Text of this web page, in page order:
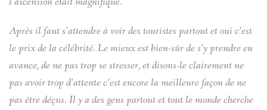
Après il faut s’attendre à voir des touristes partout et oui c’est
le prix de la célébrité. Le mieux est bien-sûr de s’y prendre en
avance, de ne pas trop se stresser, et disons-le clairement ne
pas avoir trop d’attente c’est encore la meilleure façon de ne
pas être déçus. Il y a des gens partout et tout le monde cherche